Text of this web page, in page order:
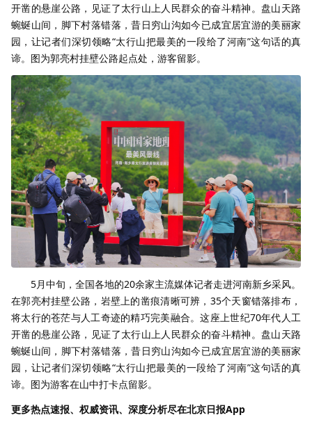
开凿的悬崖公路，见证了太行山上人民群众的奋斗精神。盘山天路
蜿蜒山间，脚下村落错落，昔日穷山沟如今已成宜居宜游的美丽家
园，让记者们深切领略“太行山把最美的一段给了河南”这句话的真
谛。图为郭亮村挂壁公路起点处，游客留影。
5月中旬，全国各地的20余家主流媒体记者走进河南新乡采风。
在郭亮村挂壁公路，岩壁上的凿痕清晰可辨，35个天窗错落排布，
将太行的苍茫与人工奇迹的精巧完美融合。这座上世纪70年代人工
开凿的悬崖公路，见证了太行山上人民群众的奋斗精神。盘山天路
蜿蜒山间，脚下村落错落，昔日穷山沟如今已成宜居宜游的美丽家
园，让记者们深切领略“太行山把最美的一段给了河南”这句话的真
谛。图为游客在山中打卡点留影。
更多热点速报、权威资讯、深度分析尽在北京日报App